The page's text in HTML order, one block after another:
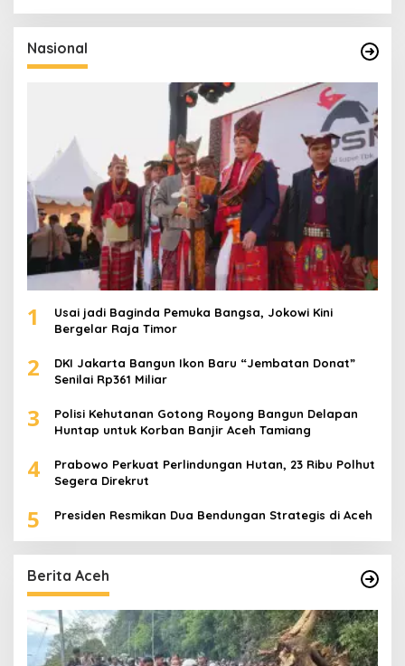
i
u
n
t
Nasional
1
Usai jadi Baginda Pemuka Bangsa, Jokowi Kini
Bergelar Raja Timor
2
DKI Jakarta Bangun Ikon Baru “Jembatan Donat”
Senilai Rp361 Miliar
3
Polisi Kehutanan Gotong Royong Bangun Delapan
Huntap untuk Korban Banjir Aceh Tamiang
4
Prabowo Perkuat Perlindungan Hutan, 23 Ribu Polhut
Segera Direkrut
5 Presiden Resmikan Dua Bendungan Strategis di Aceh
Berita Aceh